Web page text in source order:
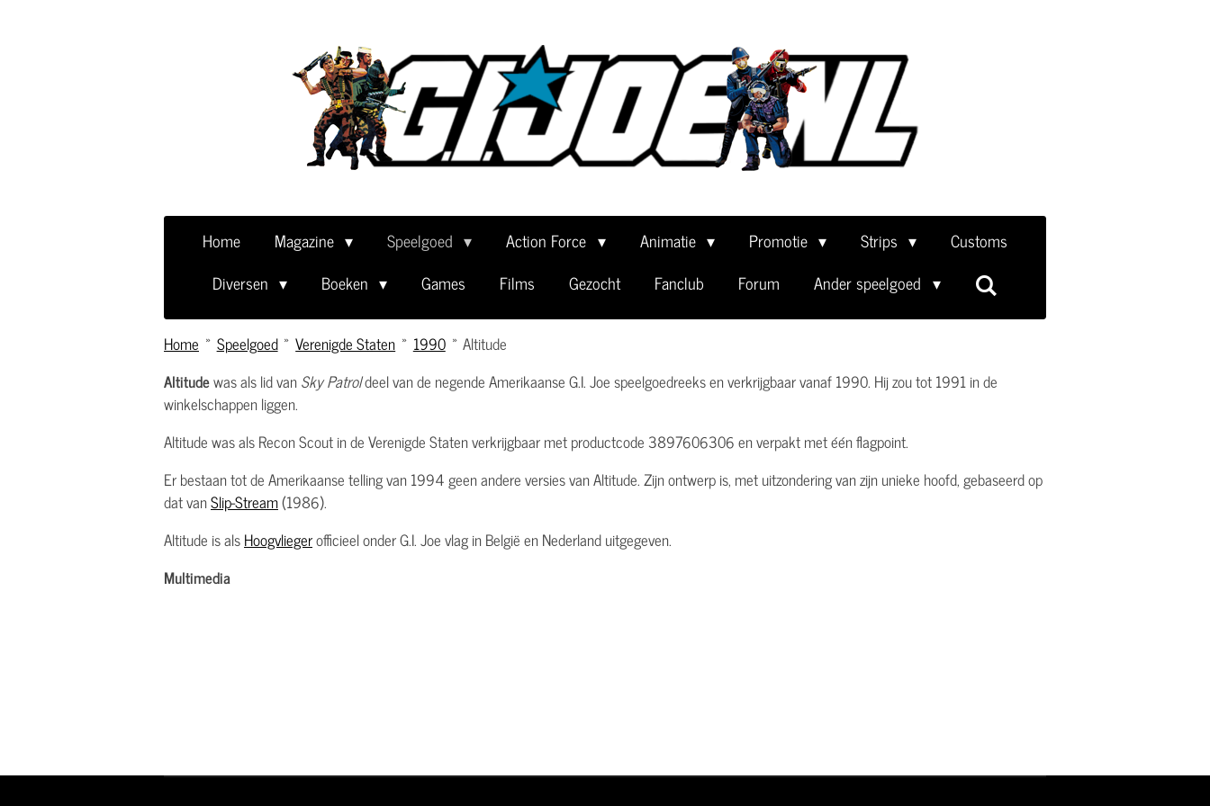
Home Magazine Speelgoed Action Force Animatie Promotie Strips
Customs
Diversen
Boeken Games Films Gezocht Fanclub Forum Ander speelgoed
Home » Speelgoed » Verenigde Staten » 1990 » Altitude
Altitudewas als lid vanSky Patroldeel van de negende Amerikaanse G.I. Joe speelgoedreeks en verkrijgbaar vanaf 1990. Hij zou tot 1991 in de
winkelschappen liggen.
Altitude was als Recon Scout in de Verenigde Staten verkrijgbaar met productcode 3897606306 en verpakt met één flagpoint.
Er bestaan tot de Amerikaanse telling van 1994 geen andere versies van Altitude. Zijn ontwerp is, met uitzondering van zijn unieke hoofd, gebaseerd op
dat vanSlip-Stream(1986).
Altitude is alsHoogvliegerofficieel onder G.I. Joe vlag in België en Nederland uitgegeven.
Multimedia